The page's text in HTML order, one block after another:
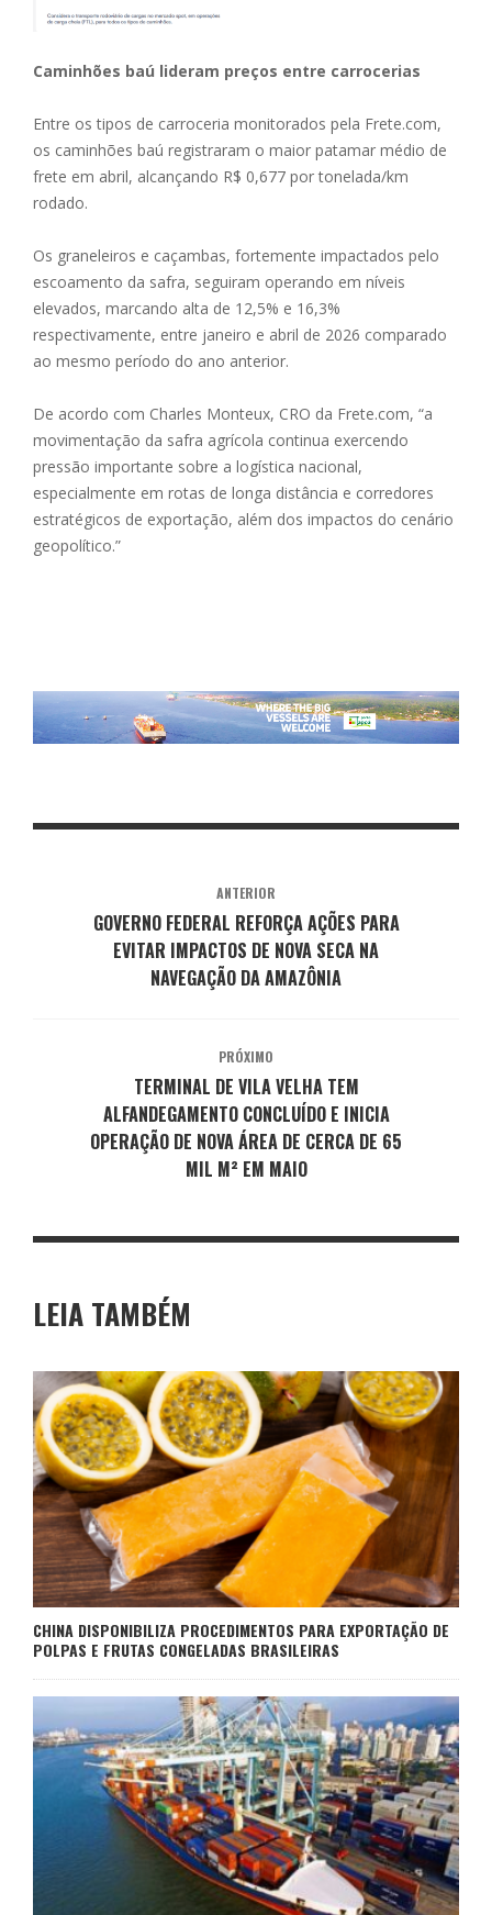
Caminhões baú lideram preços entre carrocerias
Entre os tipos de carroceria monitorados pela Frete.com,
os caminhões baú registraram o maior patamar médio de
frete em abril, alcançando R$ 0,677 por tonelada/km
rodado.
Os graneleiros e caçambas, fortemente impactados pelo
escoamento da safra, seguiram operando em níveis
elevados, marcando alta de 12,5% e 16,3%
respectivamente, entre janeiro e abril de 2026 comparado
ao mesmo período do ano anterior.
De acordo com Charles Monteux, CRO da Frete.com, “a
movimentação da safra agrícola continua exercendo
pressão importante sobre a logística nacional,
especialmente em rotas de longa distância e corredores
estratégicos de exportação, além dos impactos do cenário
geopolítico.”
ANTERIOR
GOVERNO FEDERAL REFORÇA AÇÕES PARA
EVITAR IMPACTOS DE NOVA SECA NA
NAVEGAÇÃO DA AMAZÔNIA
PRÓXIMO
TERMINAL DE VILA VELHA TEM
ALFANDEGAMENTO CONCLUÍDO E INICIA
OPERAÇÃO DE NOVA ÁREA DE CERCA DE 65
MIL M² EM MAIO
LEIA TAMBÉM
CHINA DISPONIBILIZA PROCEDIMENTOS PARA EXPORTAÇÃO DE
POLPAS E FRUTAS CONGELADAS BRASILEIRAS